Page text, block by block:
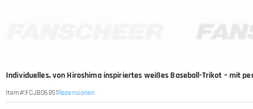
Individuelles, von Hiroshima inspiriertes weißes Baseball-Trikot – mit
Item#:FCJB06851Rezensionen